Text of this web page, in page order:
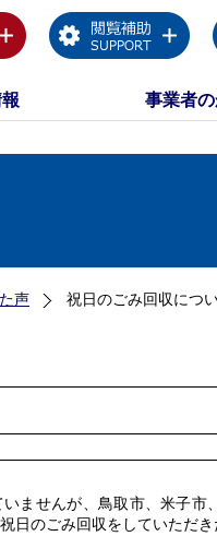
事業者
声 祝日のごみ回収につ
ませんが、鳥取市、米子市
日のごみ回収をしていただ